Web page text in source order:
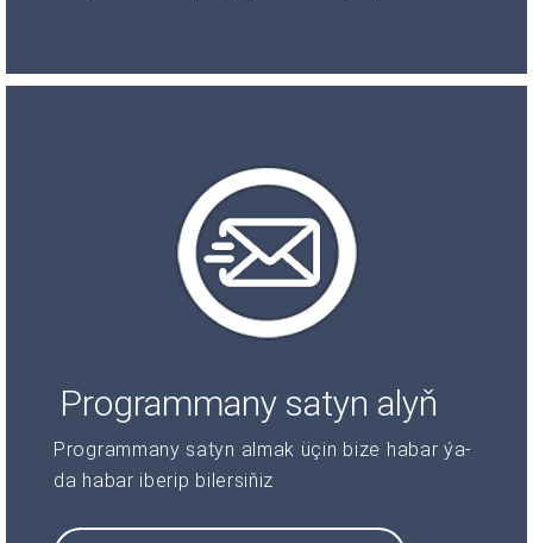
Programmany satyn alyň
Programmany satyn almak üçin bize habar ýa-
da habar iberip bilersiňiz